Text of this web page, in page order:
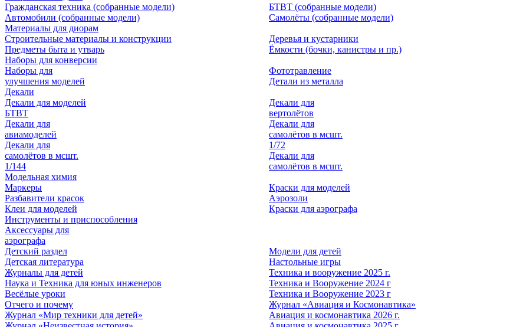
Гражданская техника (собранные модели)
Автомобили (собранные модели)
БТВТ (собранные модели)
Самолёты (собранные модели)
Материалы для диорам
Строительные материалы и конструкции
Предметы быта и утварь
Деревья и кустарники
Ёмкости (бочки, канистры и пр.)
Наборы для конверсии
Наборы для
улучшения моделей
Фототравление
Детали из металла
Декали
Декали для моделей
БТВТ
Декали для
авиамоделей
Декали для
самолётов в мсшт.
1/144
Декали для
вертолётов
Декали для
самолётов в мсшт.
1/72
Декали для
самолётов в мсшт.
Модельная химия
Маркеры
Разбавители красок
Клеи для моделей
Краски для моделей
Аэрозоли
Краски для аэрографа
Инструменты и приспособления
Аксессуары для
аэрографа
Детский раздел
Детская литература
Модели для детей
Настольные игры
Журналы для детей
Наука и Техника для юных инженеров
Весёлые уроки
Отчего и почему
Журнал «Мир техники для детей»
Техника и вооружение 2025 г.
Техника и Вооружение 2024 г
Техника и Вооружение 2023 г
Журнал «Авиация и Космонавтика»
Авиация и космонавтика 2026 г.